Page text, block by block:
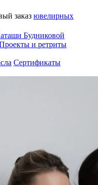
заказ ювелирных
Будниковой
и ретриты
Сертификаты